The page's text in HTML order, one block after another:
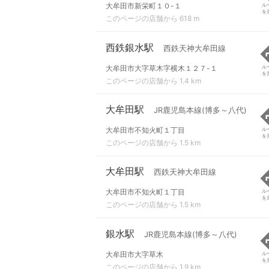
大牟田市新栄町１０-１
このページの店舗から 618 m
ル
を
西鉄銀水駅 西鉄天神大牟田線
大牟田市大字草木字横木１２７-１
このページの店舗から 1.4 km
ル
を
大牟田駅 JR鹿児島本線(博多～八代)
大牟田市不知火町１丁目
このページの店舗から 1.5 km
ル
を
大牟田駅 西鉄天神大牟田線
大牟田市不知火町１丁目
このページの店舗から 1.5 km
ル
を
銀水駅 JR鹿児島本線(博多～八代)
大牟田市大字草木
このページの店舗から 1.9 km
ル
を